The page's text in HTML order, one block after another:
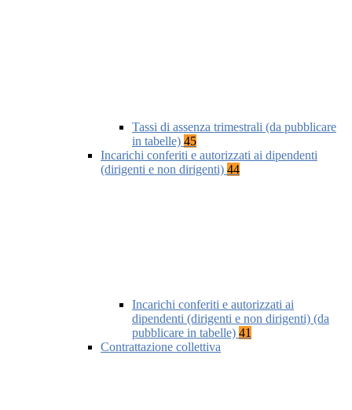
Tassi di assenza trimestrali (da pubblicare
in tabelle) 45
Incarichi conferiti e autorizzati ai dipendenti
(dirigenti e non dirigenti) 44
Incarichi conferiti e autorizzati ai
dipendenti (dirigenti e non dirigenti) (da
pubblicare in tabelle) 41
Contrattazione collettiva